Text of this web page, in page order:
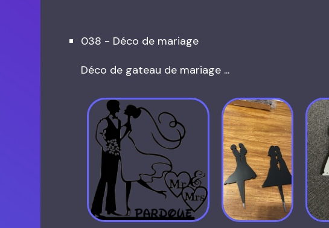
038 - Déco de mariage
Déco de gateau de mariage ...